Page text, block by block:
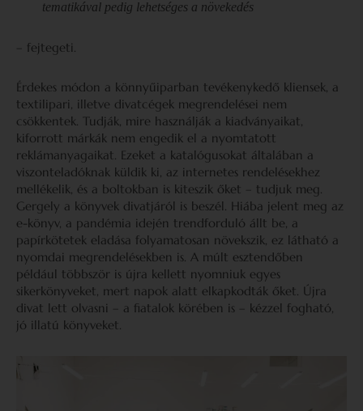
tematikával pedig lehetséges a növekedés
– fejtegeti.
Érdekes módon a könnyűiparban tevékenykedő kliensek, a
textilipari, illetve divatcégek megrendelései nem
csökkentek. Tudják, mire használják a kiadványaikat,
kiforrott márkák nem engedik el a nyomtatott
reklámanyagaikat. Ezeket a katalógusokat általában a
viszonteladóknak küldik ki, az internetes rendelésekhez
mellékelik, és a boltokban is kiteszik őket – tudjuk meg.
Gergely a könyvek divatjáról is beszél. Hiába jelent meg az
e-könyv, a pandémia idején trendforduló állt be, a
papírkötetek eladása folyamatosan növekszik, ez látható a
nyomdai megrendelésekben is. A múlt esztendőben
például többször is újra kellett nyomniuk egyes
sikerkönyveket, mert napok alatt elkapkodták őket. Újra
divat lett olvasni – a fiatalok körében is – kézzel fogható,
jó illatú könyveket.